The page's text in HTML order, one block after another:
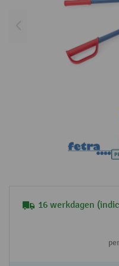
16 werkdagen